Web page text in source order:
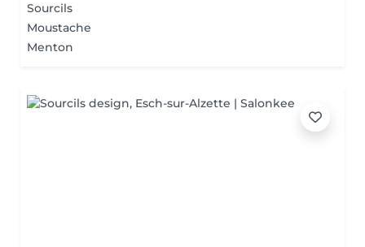
Sourcils
Moustache
Menton